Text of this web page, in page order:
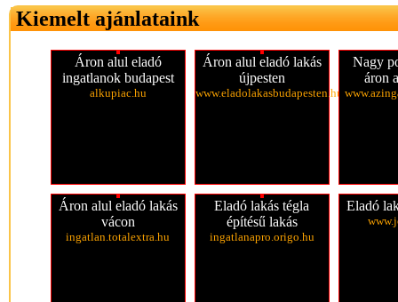
Kiemelt ajánlataink
Áron alul eladó
ingatlanok budapest
alkupiac.hu
Áron alul eladó lakás
újpesten
www.eladolakasbudapesten.hu
Nagy
áron
Áron alul eladó lakás
vácon
ingatlan.totalextra.hu
Eladó lakás tégla
építésű lakás
ingatlanapro.origo.hu
Eladó